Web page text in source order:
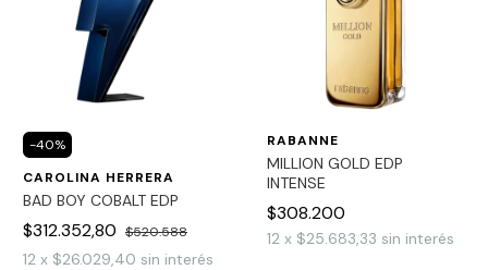
-40%
CAROLINA HERRERA
BAD BOY COBALT EDP
$312.352,80 $520.588
12 x $26.029,40 sin interés
RABANNE
MILLION GOLD EDP
INTENSE
$308.200
12 x $25.683,33 sin interés